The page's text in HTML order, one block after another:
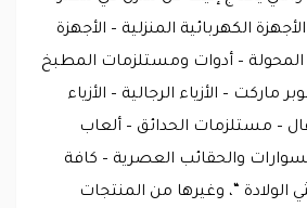
الكهربائية المنزلية – الأجهزة
المحولة – أدوات ومستلزمات المطبخ
– الأزياء الرجالية – الأزياء
– مستلزمات الحدائق – ألعاب
والحقائب العصرية – كافة
الولادة “، وغيرها من المنتجات